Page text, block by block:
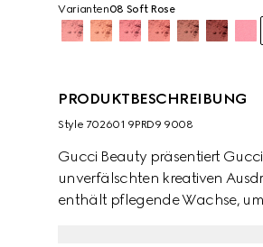
Varianten08 Soft Rose
PRODUKTBESCHREIBUNG
Style ‎702601 9PRD9 9008
Gucci Beauty präsentiert Gucci
unverfälschten kreativen
enthält pflegende Wachse,